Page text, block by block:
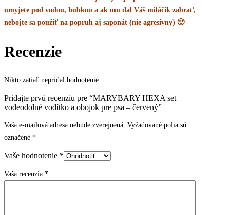
umyjete pod vodou, hubkou a ak mu dal Váš miláčik zabrať,
nebojte sa použiť na popruh aj saponát (nie agresívny) 🙂
Recenzie
Nikto zatiaľ nepridal hodnotenie.
Pridajte prvú recenziu pre “MARYBARY HEXA set –
vodeodolné vodítko a obojok pre psa – červený”
Vaša e-mailová adresa nebude zverejnená. Vyžadované polia sú
označené *
Vaše hodnotenie *
Vaša recenzia *